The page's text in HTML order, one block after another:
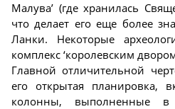
Малува’ (где хранилась
что делает его еще более
Ланки. Некоторые
комплекс ‘королевским
Главной отличительной
его открытая планировка,
колонны, выполненные в